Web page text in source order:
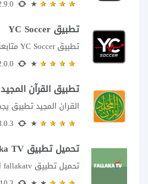
تطبيق YC Soccer
تطبيق القرآن المجيد
تحميل تطبيق Fallaka TV
تحميل تطبيق fallakatv اخر اصدار